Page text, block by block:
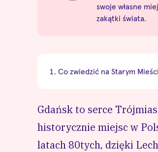
swoje własne
zakątki świata.
Co zwiedzić na Starym
Gdańsk to serce
historycznie miejsc w
latach 80tych, dzięki